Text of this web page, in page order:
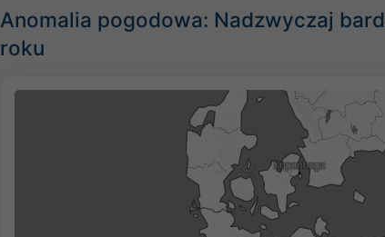
Anomalia pogodowa: Nadzwyczaj
roku